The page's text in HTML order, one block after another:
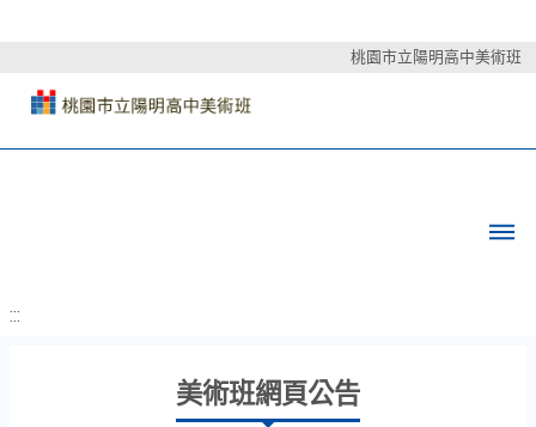
桃園市立陽明高中美術班
:::
美術班網頁公告